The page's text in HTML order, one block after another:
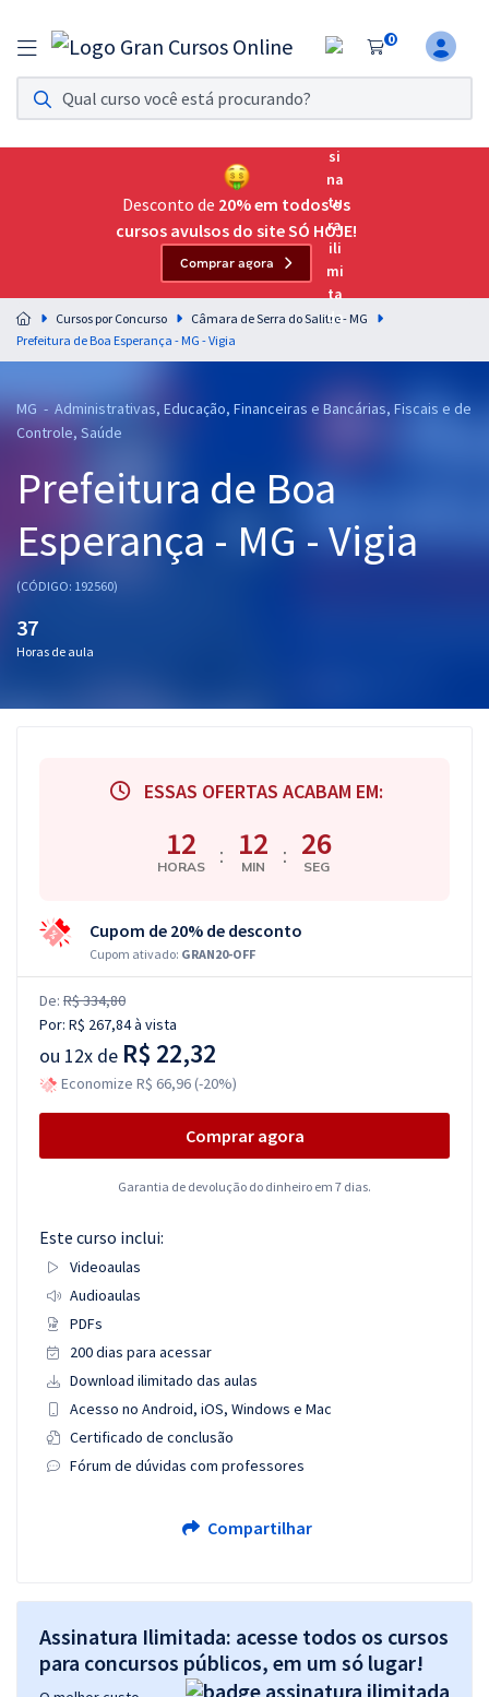
0
Assinatura Ilimitada 11
Acesso a todos os cursos. Teste grátis por 7 dias!
Assinatura OAB Até Passar
Acesso ilimitado a toda preparação para o Exame da
Residências Multiprofissionais
Preparação completa e intensiva para as principais
residências em saúde do Brasil
Assinatura Ilimitada
Graduação
Mentorias
Desconto de 20% em todos os
cursos avulsos do site SÓ HOJE!
Comprar agora
Cursos por Concurso
Câmara de Serra do Salitre - MG
Prefeitura de Boa Esperança - MG - Vigia
MG - Administrativas, Educação, Financeiras e Bancárias, Fiscais e de
Controle, Saúde
Prefeitura de Boa
Esperança - MG - Vigia
(CÓDIGO: 192560)
37
Horas de aula
ESSAS OFERTAS ACABAM EM:
12
HORAS : 12
MIN : 25
SEG
Cupom de 20% de desconto
Cupom ativado: GRAN20-OFF
De: R$ 334,80
Por: R$ 267,84à vista
ou 12x de R$ 22,32
Economize R$ 66,96 (-20%)
Comprar agora
Garantia de devolução do dinheiro em 7 dias.
Este curso inclui:
Videoaulas
Audioaulas
PDFs
200 dias para acessar
Download ilimitado das aulas
Acesso no Android, iOS, Windows e Mac
Certificado de conclusão
Fórum de dúvidas com professores
Compartilhar
Assinatura Ilimitada: acesse todos os cursos
para concursos públicos, em um só lugar!